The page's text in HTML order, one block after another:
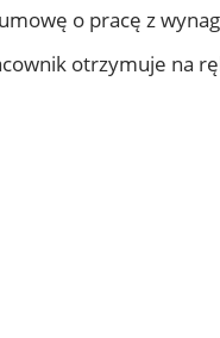
o pracę z
otrzymuje na